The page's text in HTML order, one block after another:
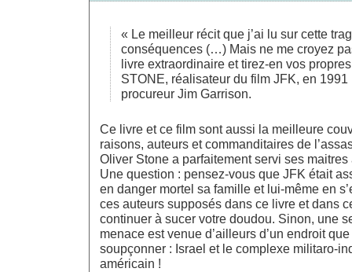
« Le meilleur récit que j’ai lu sur cette
conséquences (…) Mais ne me croyez
livre extraordinaire et tirez-en vos
STONE, réalisateur du film JFK, en 1991
procureur Jim Garrison.
Ce livre et ce film sont aussi la meilleure
raisons, auteurs et commanditaires de
Oliver Stone a parfaitement servi ses
Une question : pensez-vous que JFK était
en danger mortel sa famille et lui-même en
ces auteurs supposés dans ce livre et dans
continuer à sucer votre doudou. Sinon, une
menace est venue d’ailleurs d’un endroit
soupçonner : Israel et le complexe militaro-
américain !